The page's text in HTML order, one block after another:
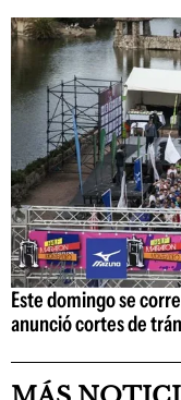
Este domingo se
anunció cortes de